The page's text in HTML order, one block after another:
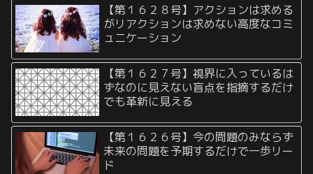
【第１６２８号】アクションは求める
がリアクションは求めない高度なコミ
ュニケーション
【第１６２７号】視界に入っているは
ずなのに見えない盲点を指摘するだけ
でも革新に見える
【第１６２６号】今の問題のみならず
未来の問題を予期するだけで一歩リー
ド